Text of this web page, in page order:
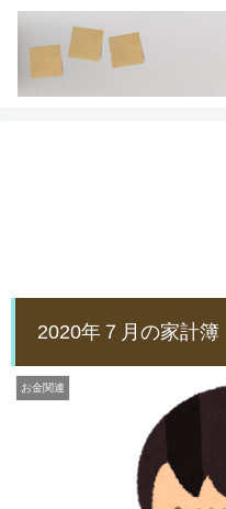
2020年７月の家計簿
お金関連